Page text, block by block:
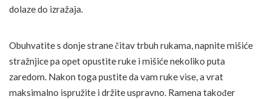
dolaze do izražaja.
Obuhvatite s donje strane čitav trbuh rukama, napnite mišiće
stražnjice pa opet opustite ruke i mišiće nekoliko puta
zaredom. Nakon toga pustite da vam ruke vise, a vrat
maksimalno ispružite i držite uspravno. Ramena također